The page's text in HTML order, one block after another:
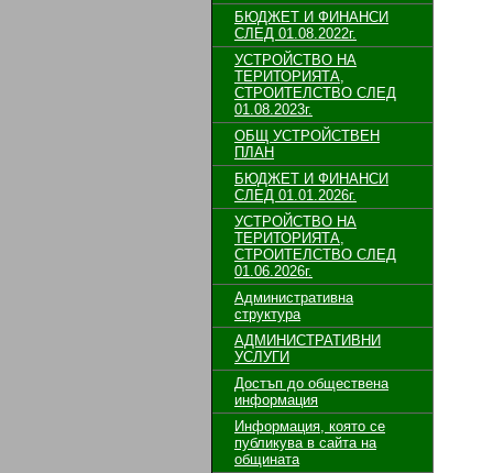
БЮДЖЕТ И ФИНАНСИ
СЛЕД 01.08.2022г.
УСТРОЙСТВО НА
ТЕРИТОРИЯТА,
СТРОИТЕЛСТВО СЛЕД
01.08.2023г.
ОБЩ УСТРОЙСТВЕН
ПЛАН
БЮДЖЕТ И ФИНАНСИ
СЛЕД 01.01.2026г.
УСТРОЙСТВО НА
ТЕРИТОРИЯТА,
СТРОИТЕЛСТВО СЛЕД
01.06.2026г.
Административна
структура
АДМИНИСТРАТИВНИ
УСЛУГИ
Достъп до обществена
информация
Информация, която се
публикува в сайта на
общината